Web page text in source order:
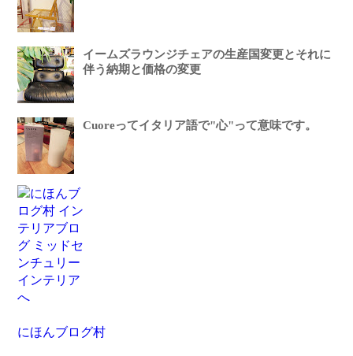
イームズラウンジチェアの生産国変更とそれに
伴う納期と価格の変更
Cuoreってイタリア語で"心"って意味です。
にほんブログ村